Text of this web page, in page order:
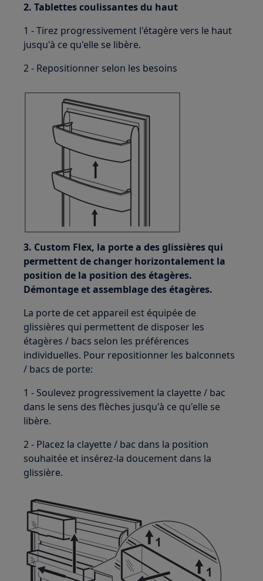
2. Tablettes coulissantes du haut
1 - Tirez progressivement l'étagère vers le haut
jusqu'à ce qu'elle se libère.
2 - Repositionner selon les besoins
3. Custom Flex, la porte a des glissières qui
permettent de changer horizontalement la
position de la position des étagères.
Démontage et assemblage des étagères.
La porte de cet appareil est équipée de
glissières qui permettent de disposer les
étagères / bacs selon les préférences
individuelles. Pour repositionner les balconnets
/ bacs de porte:
1 - Soulevez progressivement la clayette / bac
dans le sens des flèches jusqu'à ce qu'elle se
libère.
2 - Placez la clayette / bac dans la position
souhaitée et insérez-la doucement dans la
glissière.